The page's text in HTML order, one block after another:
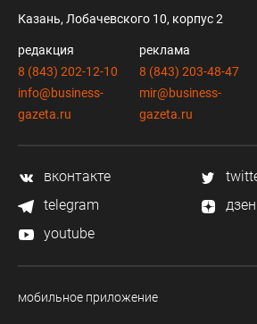
Казань, Лобачевского 10, корпус 2
редакция
8 (843) 202-12-10
info@business-
gazeta.ru
реклама
8 (843) 203-48-47
mir@business-
gazeta.ru
вконтакте
telegram
дзен
youtube
мобильное приложение